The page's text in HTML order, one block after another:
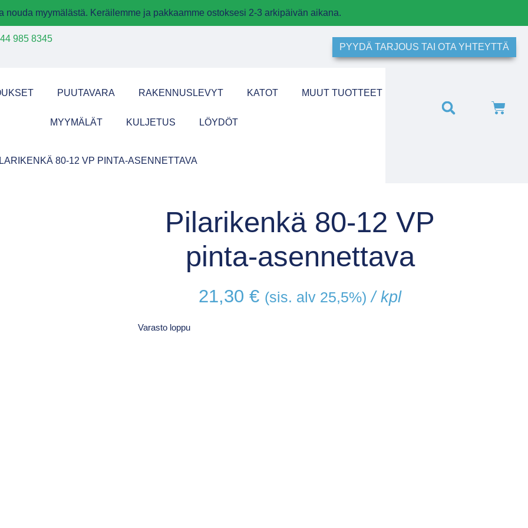
nouda myymälästä. Keräilemme ja pakkaamme ostoksesi 2-3 arkipäivän aikana.
985 8345
PYYDÄ TARJOUS TAI OTA YHTEYTTÄ
PUUTAVARA RAKENNUSLEVYT KATOT MUUT TUOTTEET
MYYMÄLÄT KULJETUS LÖYDÖT
80-12 VP PINTA-ASENNETTAVA
Pilarikenkä 80-12 VP
pinta-asennettava
21,30 € (sis. alv 25,5%) / kpl
Varasto loppu